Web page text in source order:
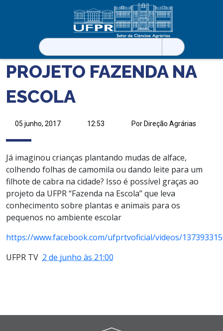
Pesquisar
por:
PROJETO FAZENDA NA
ESCOLA
05 junho, 2017 12:53 Por Direção Agrárias
Já imaginou crianças plantando mudas de alface,
colhendo folhas de camomila ou dando leite para um
filhote de cabra na cidade? Isso é possível graças ao
projeto da UFPR“Fazenda na Escola” que leva
conhecimento sobre plantas e animais para os
pequenos no ambiente escolar
https://www.facebook.com/ufprtvoficial/videos/
UFPR TV 2 de junho às 21:00